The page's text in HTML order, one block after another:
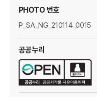
I
PHOTO 번호
P_SA_NG_210114_0015
공공누리